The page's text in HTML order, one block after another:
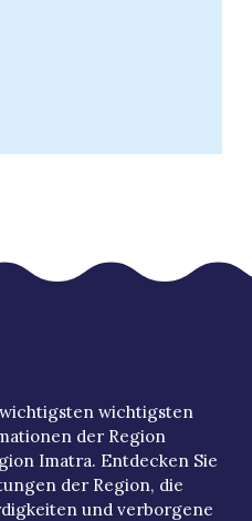
wichtigsten
der Region
Imatra. Entdecken Sie
der Region, die
und verborgene